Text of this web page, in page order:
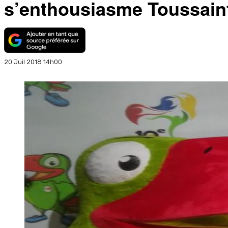
s’enthousiasme
20 Juil 2018 14h00